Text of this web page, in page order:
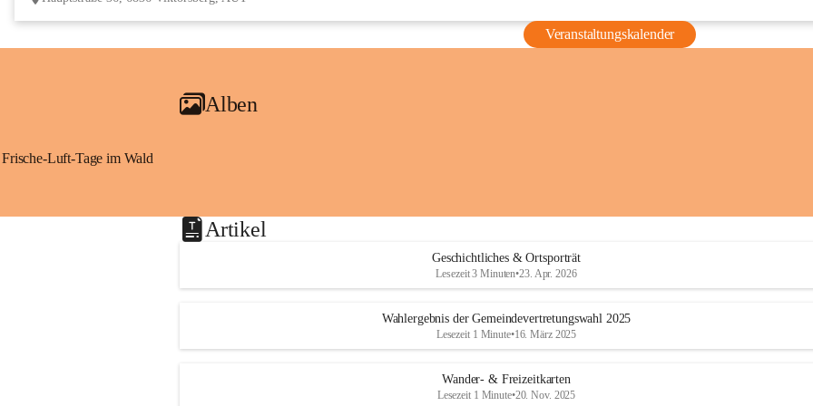
Veranstaltungskalender
Alben
Frische-Luft-Tage im Wald
Artikel
Geschichtliches & Ortsporträt
Lesezeit 3 Minuten•23. Apr. 2026
Wahlergebnis der Gemeindevertretungswahl 2025
Lesezeit 1 Minute•16. März 2025
Wander- & Freizeitkarten
Lesezeit 1 Minute•20. Nov. 2025